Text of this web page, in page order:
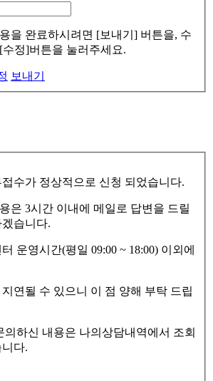
을 완료하시려면 [보내기] 버튼을, 수
정]버튼을 눌러주세요.
보내기
수가 정상적으로 신청 되었습니다.
은 3시간 이내에 메일로 답변을 드릴
습니다.
운영시간(평일 09:00 ~ 18:00) 이외에
연될 수 있으니 이 점 양해 부탁 드립
의하신 내용은 나의상담내역에서 조회
다.